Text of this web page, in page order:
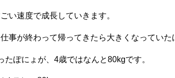
い速度で成長していきます。
事が終わって帰ってきたら大きくなっていた
たぽにょが、4歳ではなんと80kgです。